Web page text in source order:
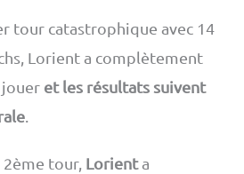
tour catastrophique avec 14
Lorient a complètement
jouer et les résultats suivent
.
tour, Lorienta